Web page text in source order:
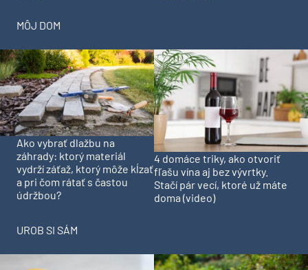
MÔJ DOM
Ako vybrať dlažbu na
záhrady: ktorý materiál
vydrží záťaž, ktorý môže kĺzať
a pri čom rátať s častou
údržbou?
4 domáce triky, ako otvoriť
fľašu vína aj bez vývrtky.
Stačí pár vecí, ktoré už máte
doma (video)
UROB SI SÁM